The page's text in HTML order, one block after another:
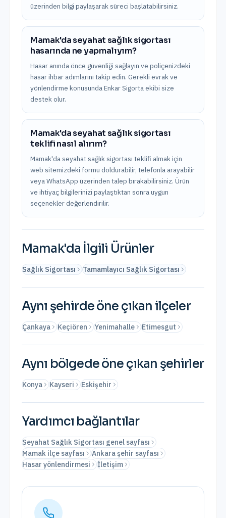
üzerinden bilgi paylaşarak süreci başlatabilirsiniz.
Mamak'da seyahat sağlık sigortası
hasarında ne yapmalıyım?
Hasar anında önce güvenliği sağlayın ve poliçenizdeki
hasar ihbar adımlarını takip edin. Gerekli evrak ve
yönlendirme konusunda Enkar Sigorta ekibi size
destek olur.
Mamak'da seyahat sağlık sigortası
teklifi nasıl alırım?
Mamak'da seyahat sağlık sigortası teklifi almak için
web sitemizdeki formu doldurabilir, telefonla arayabilir
veya WhatsApp üzerinden talep bırakabilirsiniz. Ürün
ve ihtiyaç bilgilerinizi paylaştıktan sonra uygun
seçenekler değerlendirilir.
Mamak'da İlgili Ürünler
Sağlık Sigortası Tamamlayıcı Sağlık Sigortası
Aynı şehirde öne çıkan ilçeler
Çankaya Keçiören Yenimahalle Etimesgut
Aynı bölgede öne çıkan şehirler
Konya Kayseri Eskişehir
Yardımcı bağlantılar
Seyahat Sağlık Sigortası genel sayfası
Mamak ilçe sayfası
Ankara şehir sayfası
Hasar yönlendirmesi
İletişim